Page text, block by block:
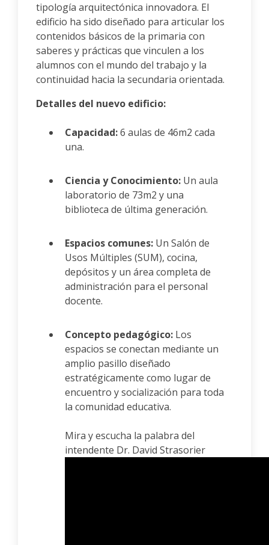
tipología arquitectónica innovadora. El
edificio ha sido diseñado para articular los
contenidos básicos de la primaria con
saberes y prácticas que vinculen a los
alumnos con el mundo del trabajo y la
continuidad hacia la secundaria orientada.
Detalles del nuevo edificio:
Capacidad:6 aulas de 46m2 cada
una.
Ciencia y Conocimiento: Un aula
laboratorio de 73m2 y una
biblioteca de última generación.
Espacios comunes: Un Salón de
Usos Múltiples (SUM), cocina,
depósitos y un área completa de
administración para el personal
docente.
Concepto pedagógico: Los
espacios se conectan mediante un
amplio pasillo diseñado
estratégicamente como lugar de
encuentro y socialización para toda
la comunidad educativa.
Mira y escucha la palabra del
intendente Dr. David Strasorier